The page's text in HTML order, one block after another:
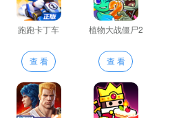
跑跑卡丁车
查 看
植物大战僵尸2
查 看